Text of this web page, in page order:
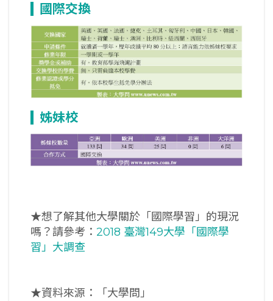
國際交換
姊妹校
★想了解其他大學關於「國際學習」的現況
嗎？請參考： 2018 臺灣149大學「國際學
習」大調查
★資料來源：「大學問」